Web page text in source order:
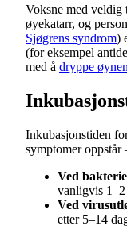
Voksne med veldig
øyekatarr, og
Sjøgrens syndrom)
(for eksempel
med å dryppe
Inkubasjonstiden
symptomer oppstår
Ved
vanligvis 1–2
Ved
etter 5–14